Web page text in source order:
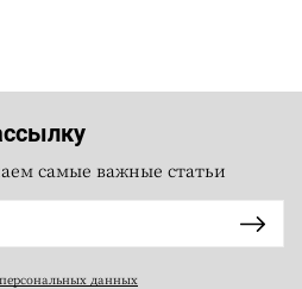
самые важные статьи
данных